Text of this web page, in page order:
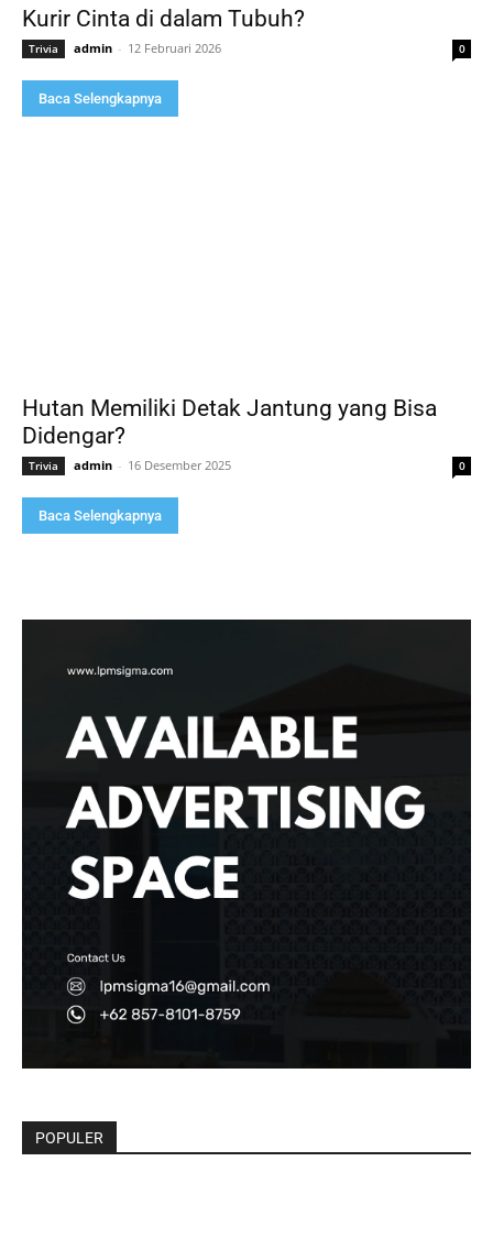
Kurir Cinta di dalam Tubuh?
Trivia admin - 12 Februari 2026 0
Baca Selengkapnya
Hutan Memiliki Detak Jantung yang Bisa
Didengar?
Trivia admin - 16 Desember 2025 0
Baca Selengkapnya
POPULER